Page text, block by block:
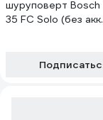
шуруповерт Bosch
35 FC Solo (без